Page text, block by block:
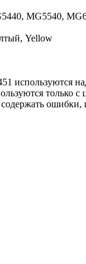
MG5540,
Yellow
используются
только
ошибки,